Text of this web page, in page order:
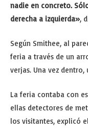
nadie en concreto.
derecha a izquierda»,
Según Smithee, al
feria a través de un
verjas. Una vez
La feria contaba con
ellas detectores de
los visitantes, explicó